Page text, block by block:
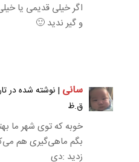
اگر خیلی قدیمی یا
و گیر ندید 🙂
سانی
ق.ظ
خوبه که توی شهر ما
بگم ماهی‌گیری هم
زدید :دی